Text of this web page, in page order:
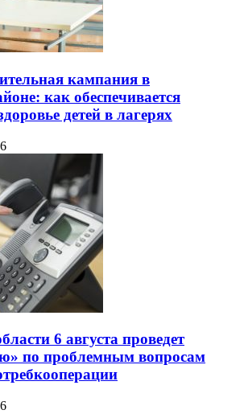
кампания в
как обеспечивается
детей в лагерях
6 августа проведет
по проблемным вопросам